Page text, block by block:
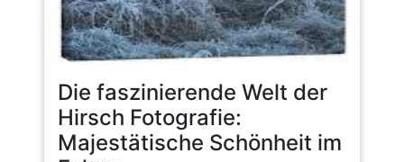
Die faszinierende Welt der
Hirsch Fotografie:
Majestätische Schönheit im